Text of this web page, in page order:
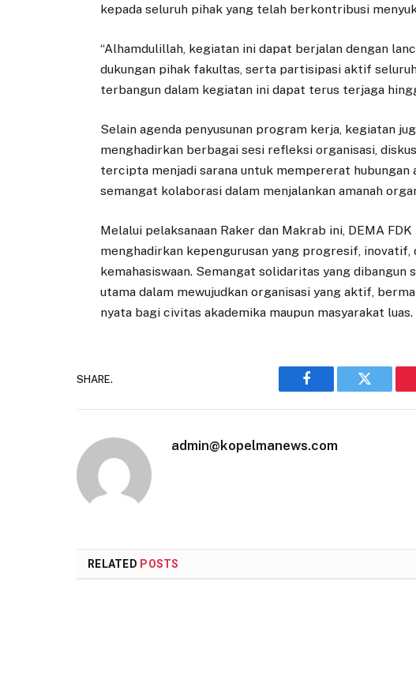
kepada seluruh pihak yang telah berkontribusi
“Alhamdulillah, kegiatan ini dapat berjalan dengan
dukungan pihak fakultas, serta partisipasi aktif
terbangun dalam kegiatan ini dapat terus terjaga
Selain agenda penyusunan program kerja, kegiatan
menghadirkan berbagai sesi refleksi organisasi,
tercipta menjadi sarana untuk mempererat
semangat kolaborasi dalam menjalankan amanah
Melalui pelaksanaan Raker dan Makrab ini, DEMA
menghadirkan kepengurusan yang progresif,
kemahasiswaan. Semangat solidaritas yang dibangun
utama dalam mewujudkan organisasi yang aktif,
nyata bagi civitas akademika maupun masyarakat luas.
SHARE.
Facebook Twitter
admin@kopelmanews.com
RELATED POSTS